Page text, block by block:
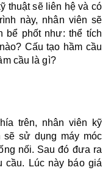
thuật sẽ liên hệ và có
này, nhân viên sẽ
bể phốt như: thể tích
Cấu tạo hầm cầu
cầu là gì?
trên, nhân viên kỹ
sẽ sử dụng máy móc
nối. Sau đó đưa ra
cầu. Lúc này báo giá